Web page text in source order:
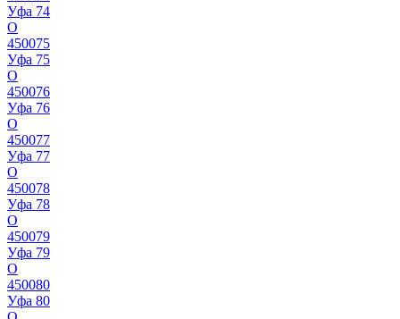
Уфа 74
О
450075
Уфа 75
О
450076
Уфа 76
О
450077
Уфа 77
О
450078
Уфа 78
О
450079
Уфа 79
О
450080
Уфа 80